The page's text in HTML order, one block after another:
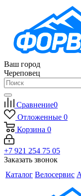
Ваш город
Череповец
Сравнение0
Отложенные 0
Корзина 0
+7 921 254 75 05
Заказать звонок
Каталог Велосервис